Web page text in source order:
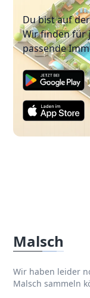
Du bist auf
Wir finden für
passende
Malsch
Wir haben leider
Malsch sammeln